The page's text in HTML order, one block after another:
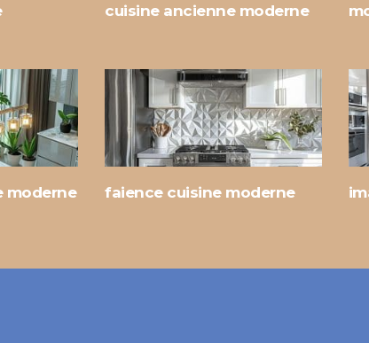
cuisine ancienne moderne
moderne faience cuisine moderne